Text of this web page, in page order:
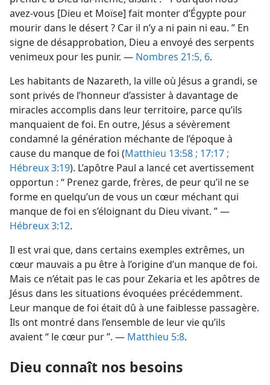
avez-​vous [Dieu et Moïse] fait monter d’Égypte pour
mourir dans le désert ? Car il n’y a ni pain ni eau. ” En
signe de désapprobation, Dieu a envoyé des serpents
venimeux pour les punir. — Nombres 21:5, 6.
Les habitants de Nazareth, la ville où Jésus a grandi, se
sont privés de l’honneur d’assister à davantage de
miracles accomplis dans leur territoire, parce qu’ils
manquaient de foi. En outre, Jésus a sévèrement
condamné la génération méchante de l’époque à
cause du manque de foi (Matthieu 13:58 ; 17:17 ;
Hébreux 3:19). L’apôtre Paul a lancé cet avertissement
opportun : “ Prenez garde, frères, de peur qu’il ne se
forme en quelqu’un de vous un cœur méchant qui
manque de foi en s’éloignant du Dieu vivant. ” —
Hébreux 3:12.
Il est vrai que, dans certains exemples extrêmes, un
cœur mauvais a pu être à l’origine d’un manque de foi.
Mais ce n’était pas le cas pour Zekaria et les apôtres de
Jésus dans les situations évoquées précédemment.
Leur manque de foi était dû à une faiblesse passagère.
Ils ont montré dans l’ensemble de leur vie qu’ils
avaient “ le cœur pur ”. — Matthieu 5:8.
Dieu connaît nos besoins